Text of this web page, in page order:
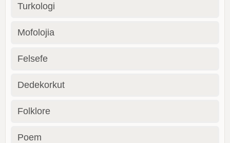
Turkologi
Mofolojia
Felsefe
Dedekorkut
Folklore
Poem